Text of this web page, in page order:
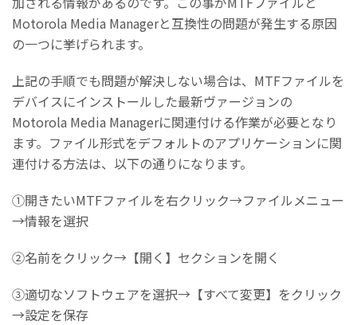
Motorola Media Managerと互換性の問題が発生する原因
の一つに挙げられます。
上記の手順でも問題が解決しない場合は、MTFファイルを
デバイスにインストールした最新ヴァージョンの
Motorola Media Managerに関連付ける作業が必要となり
ます。ファイル形式をデフォルトのアプリケーションに関
連付ける方法は、以下の通りになります。
①開きたいMTFファイルを右クリック→ファイルメニュー
→情報を選択
②名前をクリック→【開く】セクションを開く
③適切なソフトウェアを選択→【すべて変更】をクリック
→設定を保存